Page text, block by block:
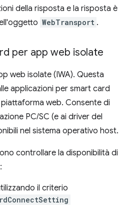
della risposta e la risposta è
WebTransport .
per app web isolate
web isolate (IWA). Questa
applicazioni per smart card
web. Consente di
PC/SC (e ai driver del
nel sistema operativo host.
controllare la disponibilità di
il criterio